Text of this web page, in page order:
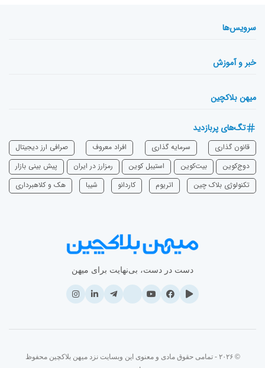
سرویس‌ها
خبر و آموزش
میهن بلاکچین
تگ‌های پربازدید
قانون گذاری سرمایه‌ گذاری افراد معروف
صرافی ارز دیجیتال
دوج‌کوین
بیت‌کوین استیبل کوین رمزارز در ایران
پیش بینی بازار
تکنولوژی بلاک چین
اتریوم ‌کاردانو شیبا هک و کلاهبرداری
دست در دست، بی‌نهایت برای میهن
© ۲۰۲۶ - تمامی حقوق مادی و معنوی این وبسایت نزد میهن بلاکچین محفوظ